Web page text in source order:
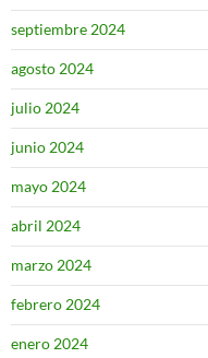
septiembre 2024
agosto 2024
julio 2024
junio 2024
mayo 2024
abril 2024
marzo 2024
febrero 2024
enero 2024